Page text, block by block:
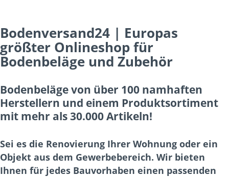
Bodenversand24 | Europas
größter Onlineshop für
Bodenbeläge und Zubehör
Bodenbeläge von über 100 namhaften
Herstellern und einem Produktsortiment
mit mehr als 30.000 Artikeln!
Sei es die Renovierung Ihrer Wohnung oder ein
Objekt aus dem Gewerbebereich. Wir bieten
Ihnen für jedes Bauvorhaben einen passenden